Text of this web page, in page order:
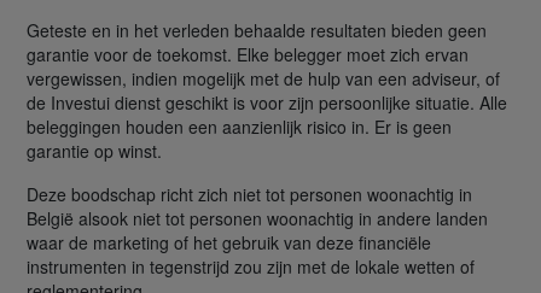
Geteste en in het verleden behaalde resultaten bieden geen
garantie voor de toekomst. Elke belegger moet zich ervan
vergewissen, indien mogelijk met de hulp van een adviseur, of
de Investui dienst geschikt is voor zijn persoonlijke situatie. Alle
beleggingen houden een aanzienlijk risico in. Er is geen
garantie op winst.
Deze boodschap richt zich niet tot personen woonachtig in
België alsook niet tot personen woonachtig in andere landen
waar de marketing of het gebruik van deze financiële
instrumenten in tegenstrijd zou zijn met de lokale wetten of